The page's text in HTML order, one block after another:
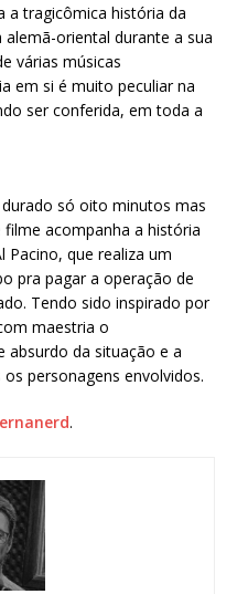
a tragicômica história da
oriental durante a sua
várias músicas
em si é muito peculiar na
ser conferida, em toda a
só oito minutos mas
acompanha a história
Pacino, que realiza um
pra pagar a operação de
Tendo sido inspirado por
maestria o
da situação e a
personagens envolvidos.
.